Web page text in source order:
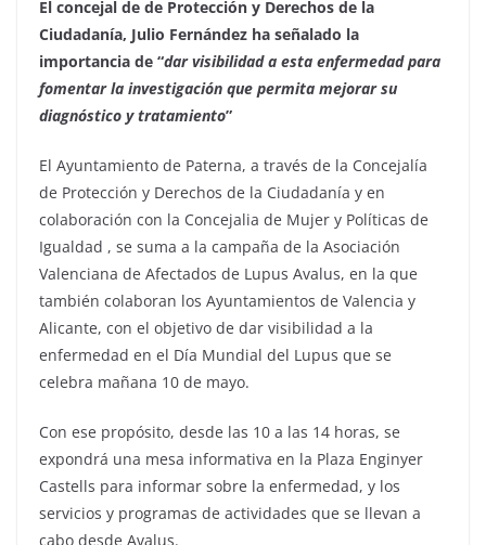
El concejal de de Protección y Derechos de la
Ciudadanía, Julio Fernández ha señalado la
importancia de “dar visibilidad a esta enfermedad para
fomentar la investigación que permita mejorar su
diagnóstico y tratamiento”
El Ayuntamiento de Paterna, a través de la Concejalía
de Protección y Derechos de la Ciudadanía y en
colaboración con la Concejalia de Mujer y Políticas de
Igualdad , se suma a la campaña de la Asociación
Valenciana de Afectados de Lupus Avalus, en la que
también colaboran los Ayuntamientos de Valencia y
Alicante, con el objetivo de dar visibilidad a la
enfermedad en el Día Mundial del Lupus que se
celebra mañana 10 de mayo.
Con ese propósito, desde las 10 a las 14 horas, se
expondrá una mesa informativa en la Plaza Enginyer
Castells para informar sobre la enfermedad, y los
servicios y programas de actividades que se llevan a
cabo desde Avalus.